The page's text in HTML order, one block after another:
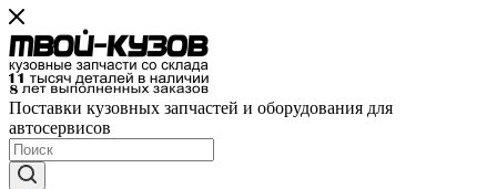
Поставки кузовных запчастей и оборудования для
автосервисов